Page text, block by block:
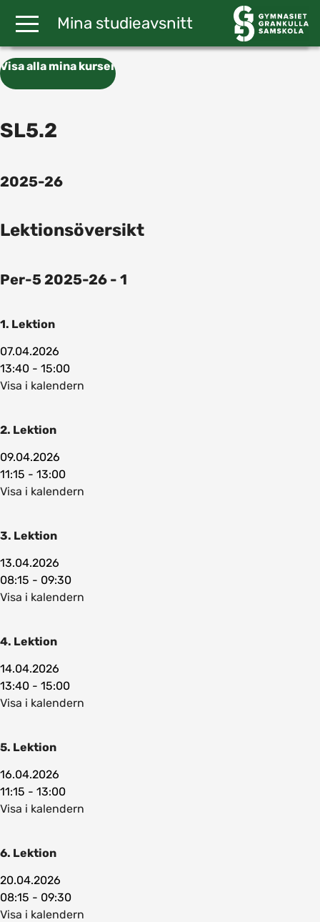
Mina studieavsnitt
Visa alla mina kurser
SL5.2
2025-26
Lektionsöversikt
Per-5 2025-26 - 1
1. Lektion
07.04.2026
13:40 - 15:00
Visa i kalendern
2. Lektion
09.04.2026
11:15 - 13:00
Visa i kalendern
3. Lektion
13.04.2026
08:15 - 09:30
Visa i kalendern
4. Lektion
14.04.2026
13:40 - 15:00
Visa i kalendern
5. Lektion
16.04.2026
11:15 - 13:00
Visa i kalendern
6. Lektion
20.04.2026
08:15 - 09:30
Visa i kalendern